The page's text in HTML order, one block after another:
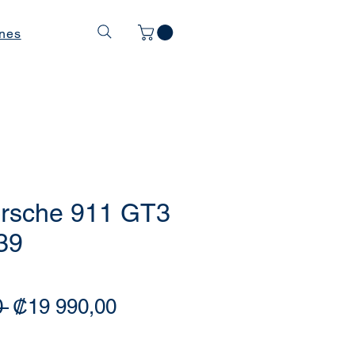
911 GT3
Precio
₡19 990,00Precio de oferta